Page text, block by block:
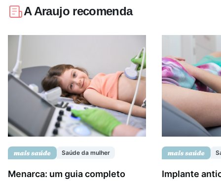
A Araujo recomenda
Saúde da mulher
Menarca: um guia completo
Implante